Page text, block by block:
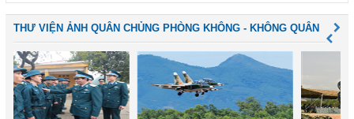
THƯ VIỆN ẢNH QUÂN CHỦNG PHÒNG KHÔNG - KHÔNG QUÂN